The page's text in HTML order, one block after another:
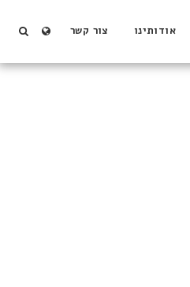
אודותינו צור קשר